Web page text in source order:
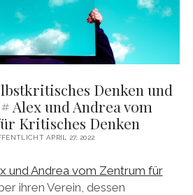
Denken und
Alex und Andrea vom
Kritisches Denken
APRIL 27, 2022
und Andrea vom Zentrum für
ihren Verein, dessen